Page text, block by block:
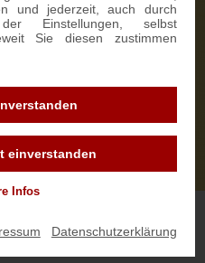
und jederzeit, auch durch
Einstellungen, selbst
Sie diesen zustimmen
einverstanden
Infos
Datenschutzerklärung